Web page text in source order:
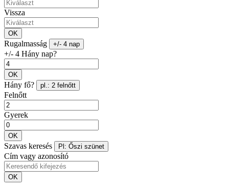
Vissza
OK
Rugalmasság +/- 4 nap
+/- 4 Hány nap?
OK
Hány fő? pl.: 2 felnőtt
Felnőtt
Gyerek
OK
Szavas keresés Pl: Őszi szünet
Cím vagy azonosító
OK